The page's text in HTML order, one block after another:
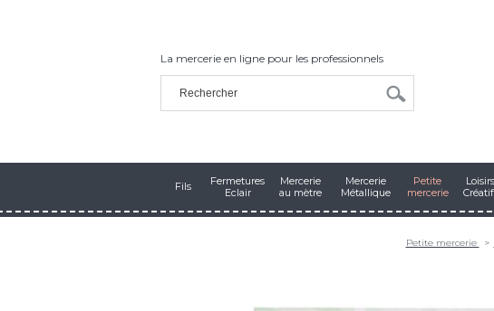
La mercerie en ligne pour les professionnels
Fils
Fermetures
Eclair
Mercerie
au mètre
Mercerie
Métallique
Petite
mercerie
Loisirs
Petite mercerie